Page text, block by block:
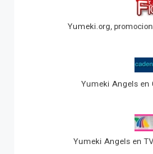
Yumeki.org,
Yumeki Angels en
Yumeki Angels en